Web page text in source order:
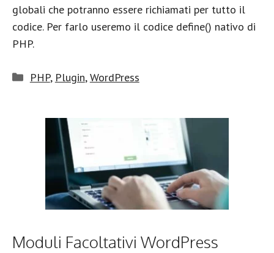
globali che potranno essere richiamati per tutto il
codice. Per farlo useremo il codice define() nativo di
PHP.
Categorie
PHP, Plugin,WordPress
Moduli Facoltativi WordPress